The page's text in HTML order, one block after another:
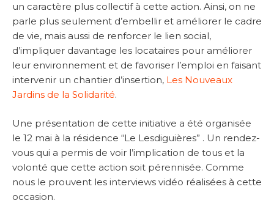
un caractère plus collectif à cette action. Ainsi, on ne
parle plus seulement d’embellir et améliorer le cadre
de vie, mais aussi de renforcer le lien social,
d’impliquer davantage les locataires pour améliorer
leur environnement et de favoriser l’emploi en faisant
intervenir un chantier d’insertion, Les Nouveaux
Jardins de la Solidarité.
Une présentation de cette initiative a été organisée
le 12 mai à la résidence “Le Lesdiguières” . Un rendez-
vous qui a permis de voir l’implication de tous et la
volonté que cette action soit pérennisée. Comme
nous le prouvent les interviews vidéo réalisées à cette
occasion.